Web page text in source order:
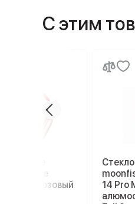
С этим
Max, розовый
14 Pro